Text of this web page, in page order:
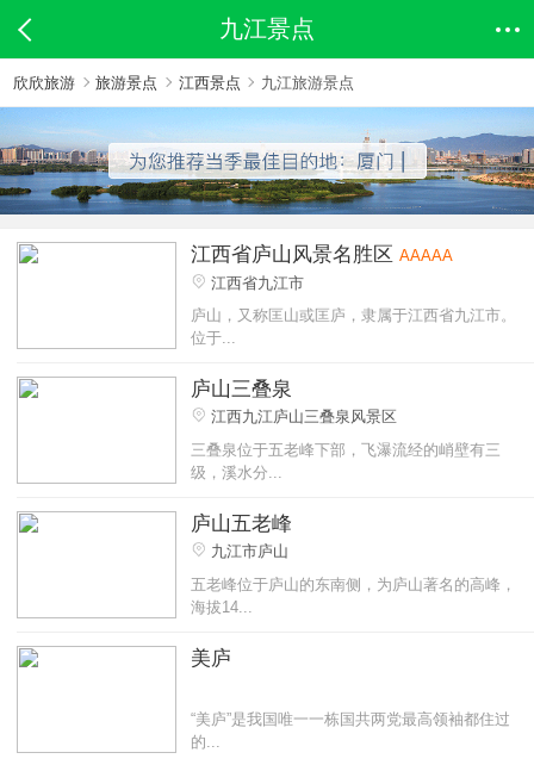
九江景点
欣欣旅游 旅游景点 江西景点 九江旅游景点
江西省庐山风景名胜区 AAAAA
江西省九江市
庐山，又称匡山或匡庐，隶属于江西省九江市。
位于...
庐山三叠泉
江西九江庐山三叠泉风景区
三叠泉位于五老峰下部，飞瀑流经的峭壁有三
级，溪水分...
庐山五老峰
九江市庐山
五老峰位于庐山的东南侧，为庐山著名的高峰，
海拔14...
美庐
“美庐”是我国唯一一栋国共两党最高领袖都住过
的...